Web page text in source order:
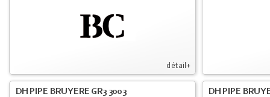
détail+
DH PIPE BRUYERE GR3 3003 DH PIPE